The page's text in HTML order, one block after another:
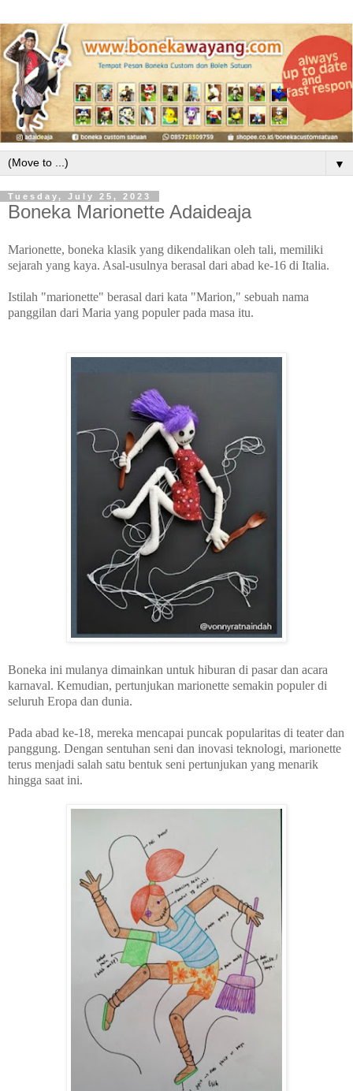
▼
Tuesday, July 25, 2023
Boneka Marionette Adaideaja
Marionette, boneka klasik yang dikendalikan oleh tali, memiliki
sejarah yang kaya. Asal-usulnya berasal dari abad ke-16 di Italia.
Istilah "marionette" berasal dari kata "Marion," sebuah nama
panggilan dari Maria yang populer pada masa itu.
Boneka ini mulanya dimainkan untuk hiburan di pasar dan acara
karnaval. Kemudian, pertunjukan marionette semakin populer di
seluruh Eropa dan dunia.
Pada abad ke-18, mereka mencapai puncak popularitas di teater dan
panggung. Dengan sentuhan seni dan inovasi teknologi, marionette
terus menjadi salah satu bentuk seni pertunjukan yang menarik
hingga saat ini.